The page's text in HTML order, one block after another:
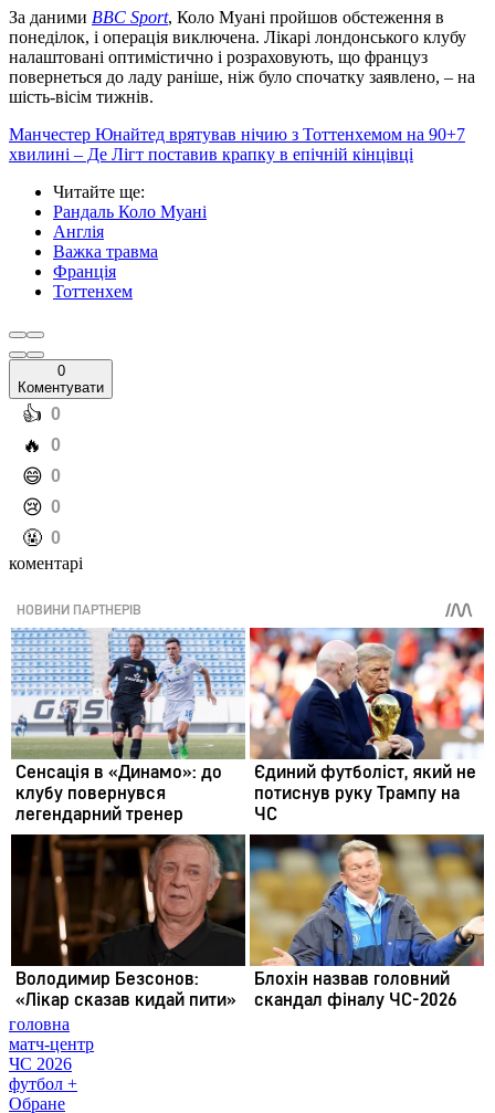
За даними BBC Sport, Коло Муані пройшов обстеження в
понеділок, і операція виключена. Лікарі лондонського клубу
налаштовані оптимістично і розраховують, що француз
повернеться до ладу раніше, ніж було спочатку заявлено, – на
шість-вісім тижнів.
Манчестер Юнайтед врятував нічию з Тоттенхемом на 90+7
хвилині – Де Лігт поставив крапку в епічній кінцівці
Читайте ще:
Рандаль Коло Муані
Англія
Важка травма
Франція
Тоттенхем
0
Коментувати
️👍 0
️🔥 0
️😄 0
️😢 0
️🤬 0
коментарі
головна
матч-центр
ЧС 2026
футбол +
Обране